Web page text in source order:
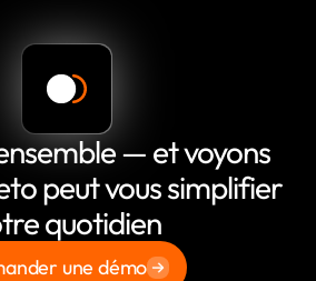
— et voyons
peut vous simplifier
quotidien
une démo